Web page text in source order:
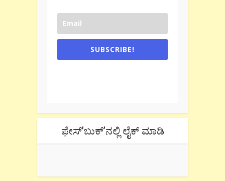
SUBSCRIBE!
ಫೇಸ್’ಬುಕ್’ನಲ್ಲಿ ಲೈಕ್ ಮಾಡಿ